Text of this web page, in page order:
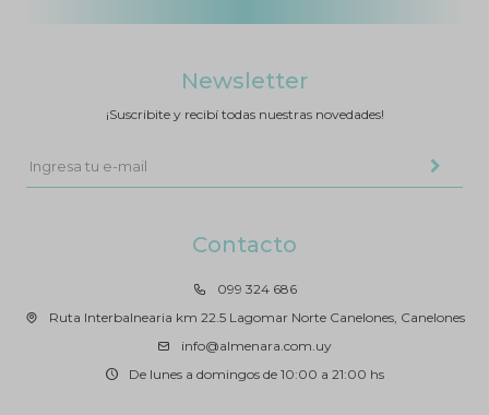
Contacto
099 324 686
Ruta Interbalnearia km 22.5 Lagomar Norte Canelones, Canelones
info@almenara.com.uy
De lunes a domingos de 10:00 a 21:00 hs
Newsletter
¡Suscribite y recibí todas nuestras novedades!